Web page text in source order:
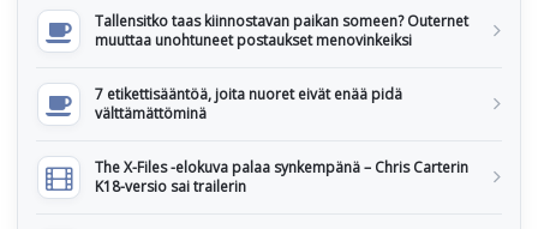
Tallensitko taas kiinnostavan paikan someen? Outernet
muuttaa unohtuneet postaukset menovinkeiksi
7 etikettisääntöä, joita nuoret eivät enää pidä
välttämättöminä
The X-Files -elokuva palaa synkempänä – Chris Carterin
K18-versio sai trailerin